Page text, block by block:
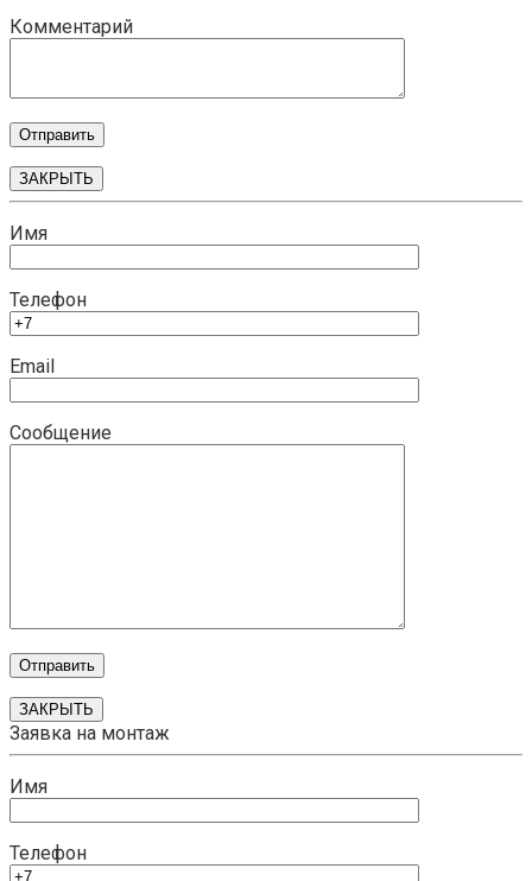
Комментарий
ЗАКРЫТЬ
Имя
Телефон
Email
Сообщение
ЗАКРЫТЬ
Заявка на монтаж
Имя
Телефон